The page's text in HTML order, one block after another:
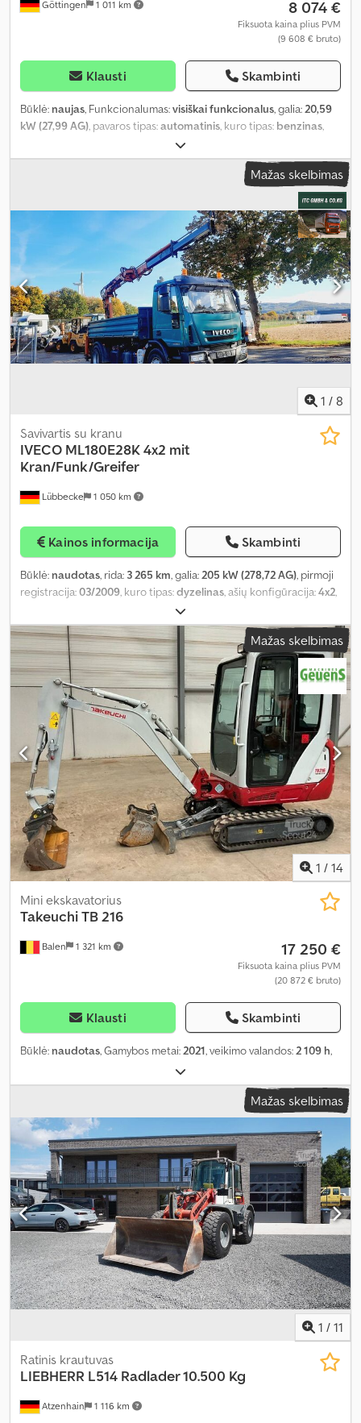
Göttingen 1 011 km 8 074 €
Fiksuota kaina plius PVM
(9 608 € bruto)
Klausti Skambinti
Būklė: naujas, Funkcionalumas:visiškai funkcionalus, galia:20,59
kW (27,99 AG), pavaros tipas:automatinis, kuro tipas: benzinas,
, kėlimo aukštis:
Euro 5, Įranga:priekabos jungtis, standartinis kaušas, visų
Mažas skelbimas
1 / 8
Lübbecke 1 050 km
Savivartis su kranu
IVECO ML180E28K 4x2 mit
Kran/Funk/Greifer
Kainos informacija Skambinti
Būklė: naudotas, rida: 3 265 km, galia:205 kW (278,72 AG), pirmoji
registracija:03/2009, kuro tipas:dyzelinas, ašių konfigūracija:4x2,
, pavaros tipas:
klasė:Euro 5, Gamybos metai:2009, Įranga:ABS, EBS (Elektroninė
stabdžių sistema), borto kompiuteris, centrinis užraktas, kranas,
kruizo kontrolė, oro kondicionavimas, priekabos jungtis,
priešrūkiniai žibintai, spoileris, trauki kontrolė,
Mažas skelbimas
1 / 14
Balen 1 321 km
Mini ekskavatorius
TakeuchiTB 216
17 250 €
Fiksuota kaina plius PVM
(20 872 € bruto)
Klausti Skambinti
Būklė: naudotas, Gamybos metai:2021, veikimo valandos:2 109 h,
Mažas skelbimas
1 / 11
Atzenhain 1 116 km
Ratinis krautuvas
LIEBHERR L514 Radlader 10.500 Kg